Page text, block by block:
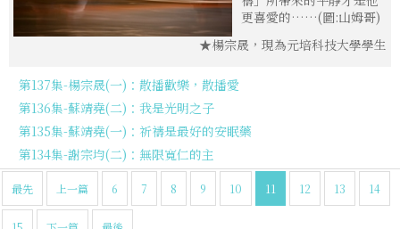
更喜愛的……(圖:山姆哥)
★楊宗晟，現為元培科技大學學生
第137集-楊宗晟(一)：散播歡樂，散播愛
第136集-蘇靖堯(二)：我是光明之子
第135集-蘇靖堯(一)：祈禱是最好的安眠藥
第134集-謝宗均(二)：無限寬仁的主
最先 上一篇 6 7 8 9 10 11 12 13 14